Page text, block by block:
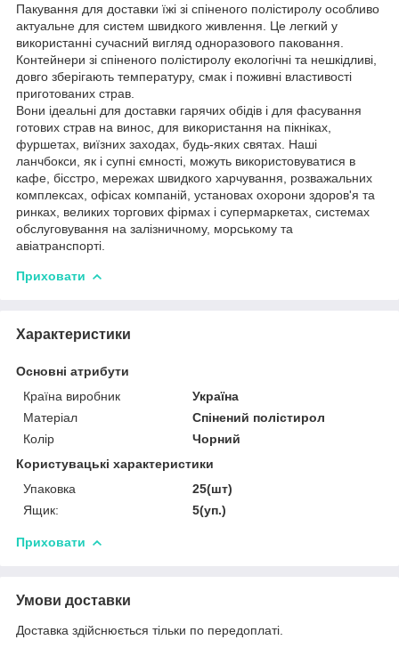
Пакування для доставки їжі зі спіненого полістиролу особливо
актуальне для систем швидкого живлення. Це легкий у
використанні сучасний вигляд одноразового паковання.
Контейнери зі спіненого полістиролу екологічні та нешкідливі,
довго зберігають температуру, смак і поживні властивості
приготованих страв.
Вони ідеальні для доставки гарячих обідів і для фасування
готових страв на винос, для використання на пікніках,
фуршетах, виїзних заходах, будь-яких святах. Наші
ланчбокси, як і супні ємності, можуть використовуватися в
кафе, бісстро, мережах швидкого харчування, розважальних
комплексах, офісах компаній, установах охорони здоров'я та
ринках, великих торгових фірмах і супермаркетах, системах
обслуговування на залізничному, морському та
авіатранспорті.
Приховати
Характеристики
Основні атрибути
Країна виробник
Україна
Матеріал
Спінений полістирол
Колір
Чорний
Користувацькі характеристики
Упаковка
25(шт)
Ящик:
5(уп.)
Приховати
Умови доставки
Доставка здійснюється тільки по передоплаті.